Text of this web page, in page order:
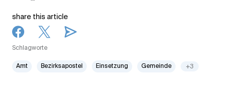
share this article
Schlagworte
Amt Bezirksapostel Einsetzung Gemeinde +3